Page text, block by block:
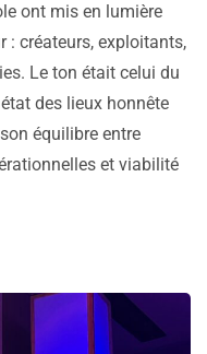
ont mis en lumière
: créateurs, exploitants,
Le ton était celui du
des lieux honnête
équilibre entre
et viabilité